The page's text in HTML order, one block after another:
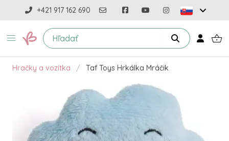
+421 917 162 690
Hračky a vozítka Taf Toys Hrkálka Mráčik